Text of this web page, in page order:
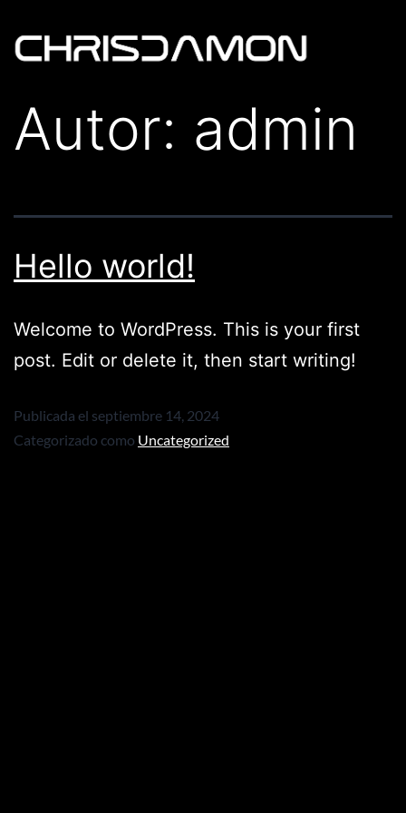
Autor: admin
Hello world!
Welcome to WordPress. This is your first
post. Edit or delete it, then start writing!
Publicada el septiembre 14, 2024
Categorizado como Uncategorized